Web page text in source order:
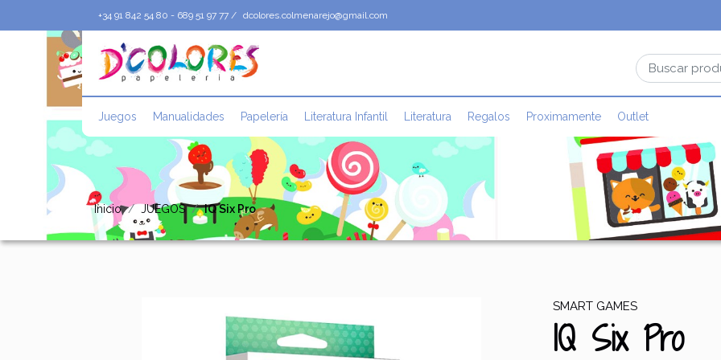
+34 91 842 54 80 - 689 51 97 77 / dcolores.colmenarejo@gmail.com
Juegos Manualidades Papelería Literatura Infantil Literatura Regalos Proximamente Outlet
Inicio JUEGOS IQ Six Pro
SMART GAMES
IQ Six Pro